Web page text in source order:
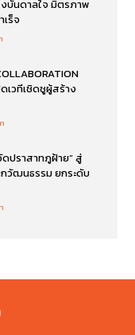
บันดาลใจ มิตรภาพ
ร็จ
ดเวทีเชิดชูผู้สร้าง
ปราสาทภูฝ้าย” สู่
วัฒนธรรม ยกระดับ